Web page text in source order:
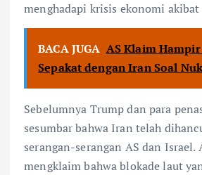
menghadapi krisis ekonomi akibat
BACA JUGA AS Klaim
Sepakat dengan Iran Soal
Sebelumnya Trump dan para
sesumbar bahwa Iran telah
serangan-serangan AS dan Israel.
mengklaim bahwa blokade laut